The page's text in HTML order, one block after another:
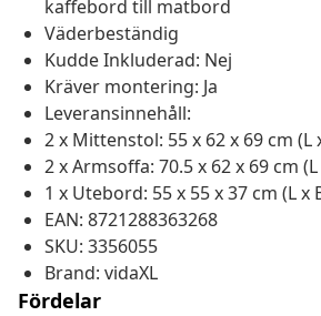
kaffebord till matbord
Väderbeständig
Kudde Inkluderad: Nej
Kräver montering: Ja
Leveransinnehåll:
2 x Mittenstol: 55 x 62 x 69 cm (L
2 x Armsoffa: 70.5 x 62 x 69 cm (L
1 x Utebord: 55 x 55 x 37 cm (L x
EAN: 8721288363268
SKU: 3356055
Brand: vidaXL
Fördelar